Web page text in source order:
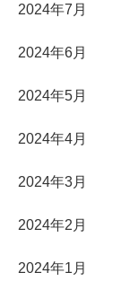
2024年7月
2024年6月
2024年5月
2024年4月
2024年3月
2024年2月
2024年1月